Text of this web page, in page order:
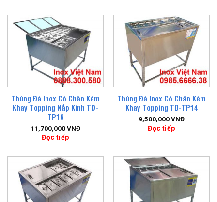
Thùng Đá Inox Có Chân Kèm
Khay Topping Nắp Kính TD-
TP16
11,700,000VNĐ
Đọc tiếp
Thùng Đá Inox Có Chân Kèm
Khay Topping TD-TP14
9,500,000VNĐ
Đọc tiếp